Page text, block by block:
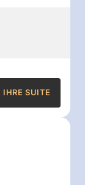
SUITE